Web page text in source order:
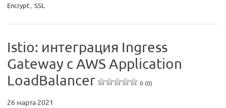
Encrypt, SSL
Istio: интеграция Ingress
Gateway с AWS Application
LoadBalancer
0 (0)
26 марта 2021